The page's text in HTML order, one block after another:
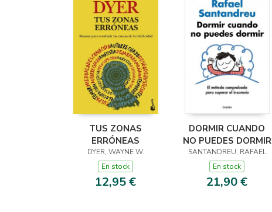
TUS ZONAS
ERRÓNEAS
DYER, WAYNE W.
En stock
12,95 €
DORMIR CUANDO
NO PUEDES DORMIR
SANTANDREU, RAFAEL
En stock
21,90 €